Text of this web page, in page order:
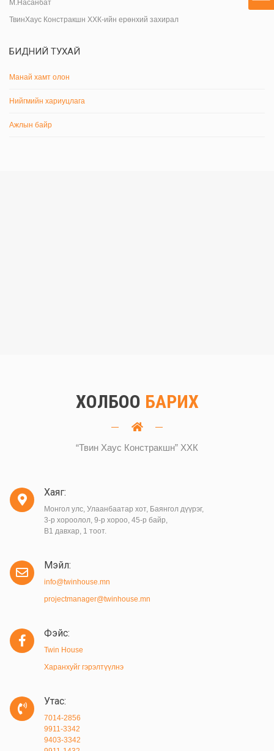
М.Насанбат
ТвинХаус Констракшн ХХК-ийн ерөнхий захирал
БИДНИЙ ТУХАЙ
Манай хамт олон
Нийгмийн хариуцлага
Ажлын байр
ХОЛБОО БАРИХ
“Твин Хаус Констракшн” ХХК
Хаяг:
Монгол улс, Улаанбаатар хот, Баянгол дүүрэг,
3-р хороолол, 9-р хороо, 45-р байр,
B1 давхар, 1 тоот.
Мэйл:
info@twinhouse.mn
projectmanager@twinhouse.mn
Фэйс:
Twin House
Харанхуйг гэрэлтүүлнэ
Утас:
7014-2856
9911-3342
9403-3342